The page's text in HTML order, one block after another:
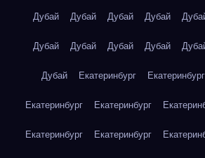
Дубай Дубай Дубай Дубай
Дубай Дубай Дубай Дубай
Дубай Екатеринбург Екатеринбург
Екатеринбург Екатеринбург
Екатеринбург Екатеринбург